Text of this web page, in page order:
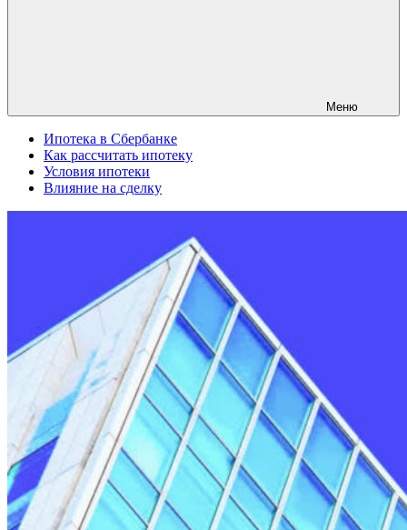
Меню
Ипотека в Сбербанке
Как рассчитать ипотеку
Условия ипотеки
Влияние на сделку